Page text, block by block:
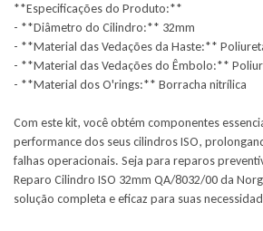
**Especificações do Produto:**
- **Diâmetro do Cilindro:** 32mm
- **Material das Vedações da Haste:**
- **Material das Vedações do Êmbolo:**
- **Material dos O'rings:** Borracha nitrílica
Com este kit, você obtém componentes
performance dos seus cilindros ISO,
falhas operacionais. Seja para reparos
Reparo Cilindro ISO 32mm QA/8032/00 da
solução completa e eficaz para suas